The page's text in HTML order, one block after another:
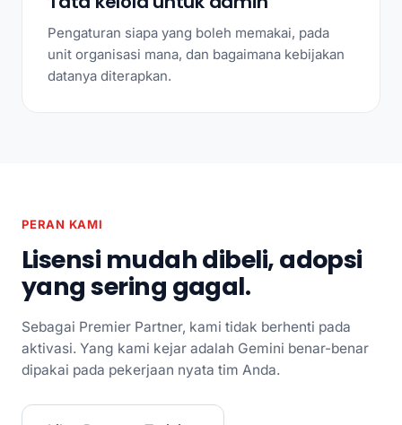
Pengaturan siapa yang boleh memakai, pada
unit organisasi mana, dan bagaimana kebijakan
datanya diterapkan.
PERAN KAMI
Lisensi mudah dibeli, adopsi
yang sering gagal.
Sebagai Premier Partner, kami tidak berhenti pada
aktivasi. Yang kami kejar adalah Gemini benar-benar
dipakai pada pekerjaan nyata tim Anda.